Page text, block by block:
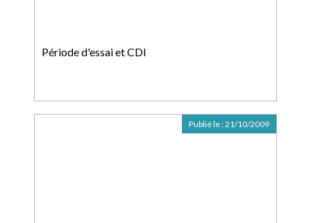
Période d'essai et CDI
Publié le :21/10/2009